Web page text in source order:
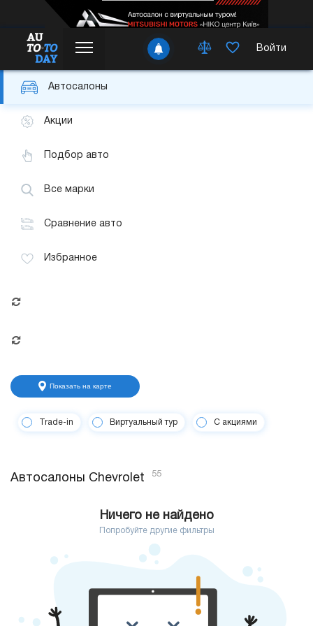
Войти
Автосалоны
Акции
Подбор авто
Все марки
Сравнение авто
Избранное
Показать на карте
Trade-in Виртуальный тур С акциями
Автосалоны Chevrolet 55
Ничего не найдено
Попробуйте другие фильтры